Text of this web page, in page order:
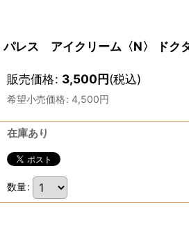
パレス アイクリーム〈N〉 ドク
販売価格: 3,500円(税込)
希望小売価格: 4,500円
在庫あり
数量: